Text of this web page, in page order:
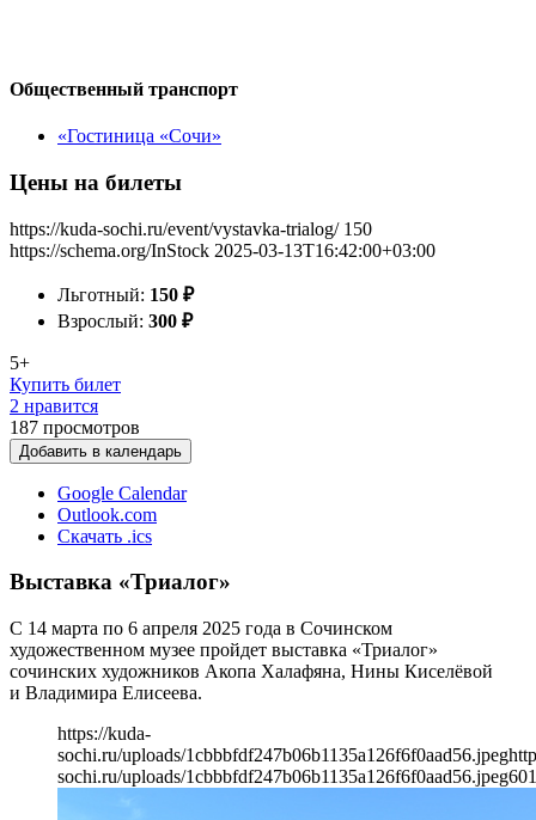
Общественный транспорт
«Гостиница «Сочи»
Цены на билеты
https://kuda-sochi.ru/event/vystavka-trialog/ 150
https://schema.org/InStock 2025-03-13T16:42:00+03:00
Льготный: 150 ₽
Взрослый: 300 ₽
5+
Купить билет
2 нравится
187 просмотров
Добавить в календарь
Google Calendar
Outlook.com
Скачать .ics
Выставка «Триалог»
С 14 марта по 6 апреля 2025 года в Сочинском
художественном музее пройдет выставка «Триалог»
сочинских художников Акопа Халафяна, Нины Киселёвой
и Владимира Елисеева.
https://kuda-
sochi.ru/uploads/1cbbbfdf247b06b1135a126f6f0aad56.jpeg
sochi.ru/uploads/1cbbbfdf247b06b1135a126f6f0aad56.jpeg601